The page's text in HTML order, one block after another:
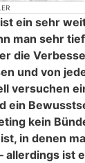
ein sehr
man sehr
die
und von
versuchen
ein
kein
in denen
allerdings ist